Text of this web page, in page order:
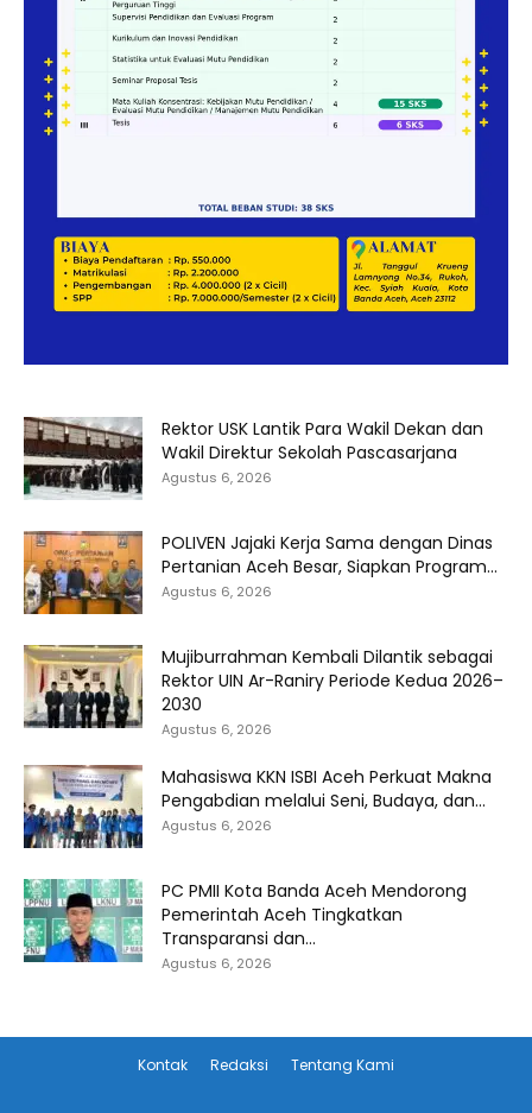
Rektor USK Lantik Para Wakil Dekan dan
Wakil Direktur Sekolah Pascasarjana
Agustus 6, 2026
POLIVEN Jajaki Kerja Sama dengan Dinas
Pertanian Aceh Besar, Siapkan Program...
Agustus 6, 2026
Mujiburrahman Kembali Dilantik sebagai
Rektor UIN Ar-Raniry Periode Kedua 2026–
2030
Agustus 6, 2026
Mahasiswa KKN ISBI Aceh Perkuat Makna
Pengabdian melalui Seni, Budaya, dan...
Agustus 6, 2026
PC PMII Kota Banda Aceh Mendorong
Pemerintah Aceh Tingkatkan
Transparansi dan...
Agustus 6, 2026
Kontak Redaksi Tentang Kami